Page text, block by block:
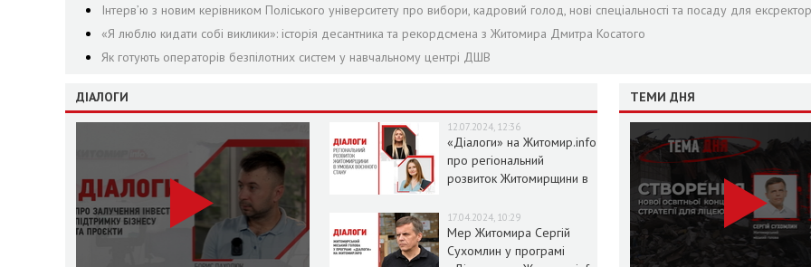
Інтерв’ю з новим керівником Поліського університету про вибори, кадровий голод, нові спеціальності та посаду для
«Я люблю кидати собі виклики»: історія десантника та рекордсмена з Житомира Дмитра Косатого
Як готують операторів безпілотних систем у навчальному центрі ДШВ
ДІАЛОГИ
12.07.2024, 12:36
«Діалоги» на Житомир.info
про регіональний
розвиток Житомирщини в
17.04.2024, 10:29
Мер Житомира Сергій
Сухомлин у програмі
ТЕМИ ДНЯ